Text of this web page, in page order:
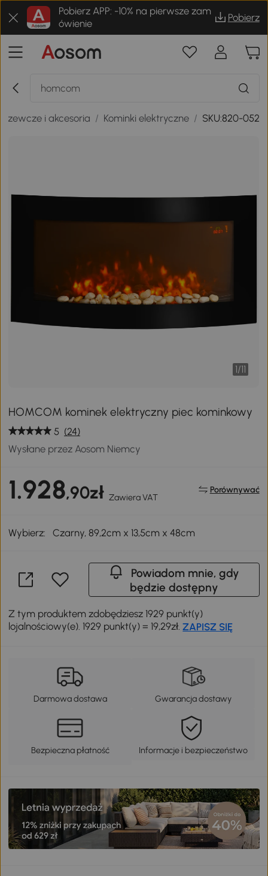
Pobierz APP: -10% na pierwsze zam
ówienie
Pobierz
i akcesoria / Kominki elektryczne / SKU:820-052
1/11
HOMCOM kominek elektryczny piec kominkowy
5 (24)
Wysłane przez Aosom Niemcy
1.928,90zł Zawiera VAT
Porównywać
Wybierz: Czarny, 89,2cm x 13,5cm x 48cm
Powiadom mnie, gdy
będzie dostępny
Z tym produktem zdobędziesz 1929 punkt(y)
lojalnościowy(e). 1929 punkt(y) = 19,29zł.ZAPISZ SIĘ
Darmowa dostawa Gwarancja dostawy
Bezpieczna płatność Informacje i bezpieczeństwo